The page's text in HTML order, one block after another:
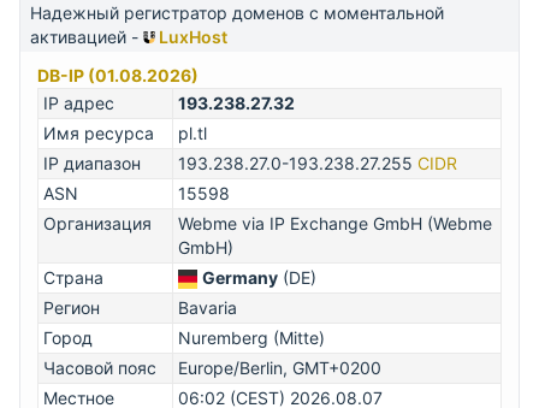
Надежный регистратор доменов с моментальной
активацией -
LuxHost
DB-IP (01.08.2026)
IP адрес
193.238.27.32
Имя ресурса
pl.tl
IP диапазон
193.238.27.0-193.238.27.255 CIDR
ASN
15598
Организация
Webme via IP Exchange GmbH (Webme
GmbH)
Страна
Germany (DE)
Регион
Bavaria
Город
Nuremberg (Mitte)
Часовой пояс
Europe/Berlin, GMT+0200
Местное
06:02 (CEST) 2026.08.07